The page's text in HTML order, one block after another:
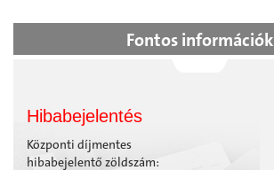
Fontos információk
Hibabejelentés
Központi díjmentes
hibabejelentő zöldszám: